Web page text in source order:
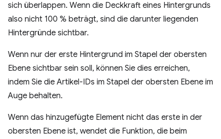
sich überlappen. Wenn die Deckkraft eines Hintergrunds
also nicht 100 % beträgt, sind die darunter liegenden
Hintergründe sichtbar.
Wenn nur der erste Hintergrund im Stapel der obersten
Ebene sichtbar sein soll, können Sie dies erreichen,
indem Sie die Artikel-IDs im Stapel der obersten Ebene im
Auge behalten.
Wenn das hinzugefügte Element nicht das erste in der
obersten Ebene ist, wendet die Funktion, die beim